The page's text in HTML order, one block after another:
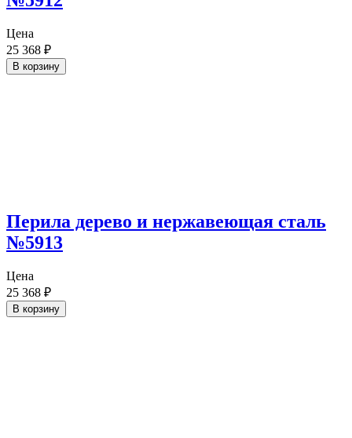
Цена
25 368 ₽
В корзину
Перила дерево и нержавеющая сталь
№5913
Цена
25 368 ₽
В корзину